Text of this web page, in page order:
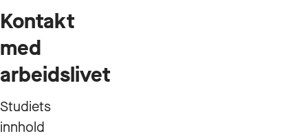
Kontakt
med
arbeidslivet
Studiets
innhold